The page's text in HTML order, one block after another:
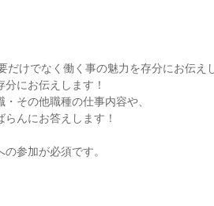
けでなく働く事の魅力を存分にお伝え
にお伝えします！
その他職種の仕事内容や、
んにお答えします！
参加が必須です。